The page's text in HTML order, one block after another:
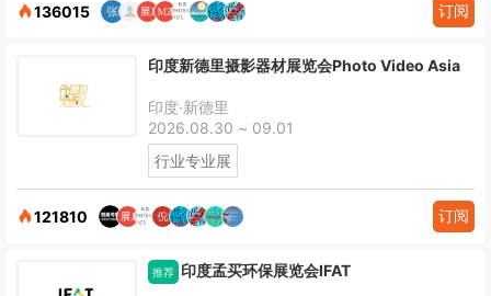
136015 订阅
印度新德里摄影器材展览会Photo Video Asia
印度·新德里
2026.08.30 ~ 09.01
行业专业展
121810 订阅
推荐 印度孟买环保展览会IFAT